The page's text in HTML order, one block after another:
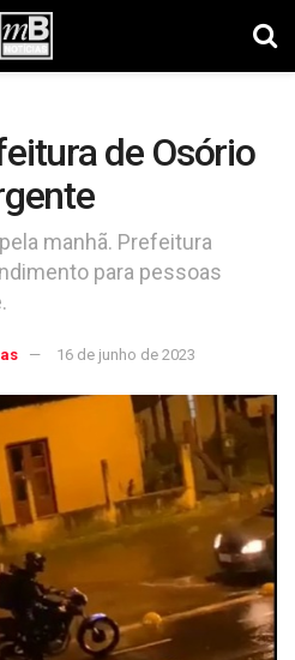
de Osório
manhã. Prefeitura
para pessoas
16 de junho de 2023